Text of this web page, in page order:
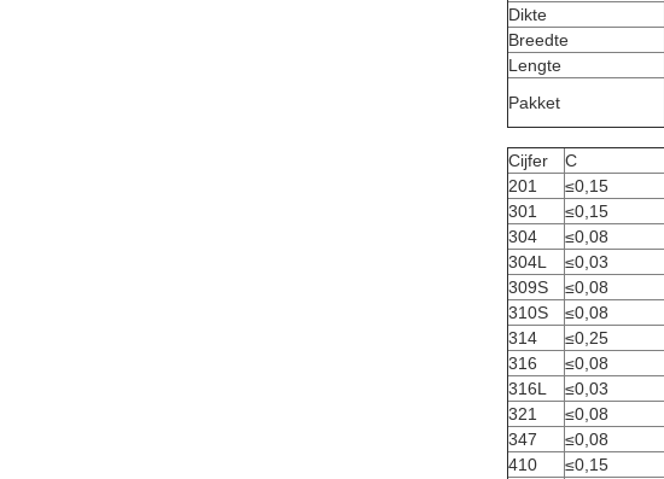
Dikte
Breedte
Lengte
Pakket
Cijfer C
201
≤0,15
301
≤0,15
304
≤0,08
304L
≤0,03
309S
≤0,08
310S
≤0,08
314
≤0,25
316
≤0,08
316L
≤0,03
321
≤0,08
347
≤0,08
410
≤0,15